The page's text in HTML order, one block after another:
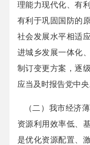
理能力现代化、有
有利于巩固国防的
社会发展水平相适
进城乡发展一体化
制订变更方案，逐
应当及时报告党中央
（二）我市经济薄
资源利用效率低、
是优化资源配置、